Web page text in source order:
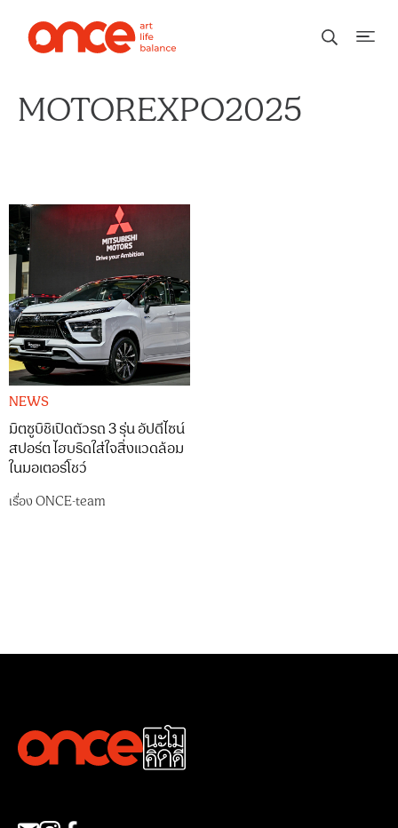
MOTOREXPO2025
NEWS
มิตซูบิชิเปิดตัวรถ 3 รุ่น อัปดีไซน์
สปอร์ต ไฮบริดใส่ใจสิ่งแวดล้อม
ในมอเตอร์โชว์
เรื่องONCE-team